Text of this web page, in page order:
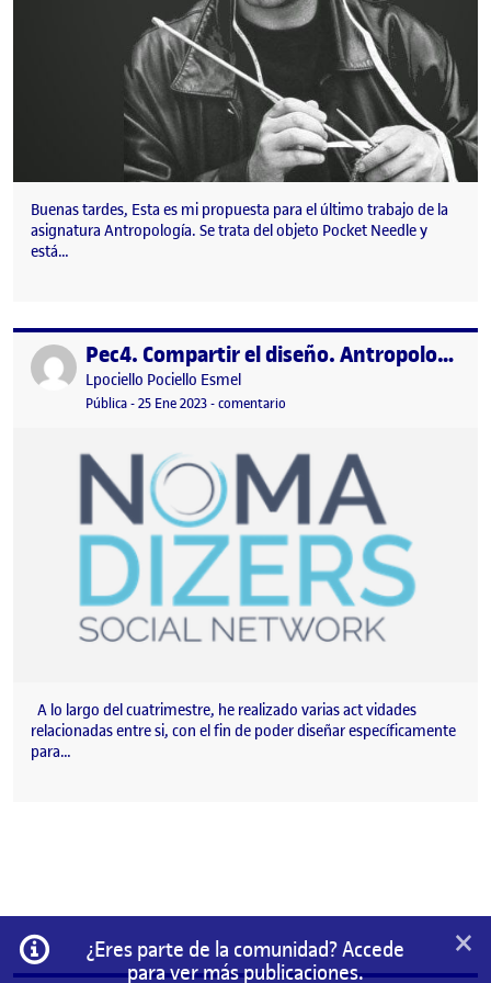
Buenas tardes, Esta es mi propuesta para el último trabajo de la
asignatura Antropología. Se trata del objeto Pocket Needle y
está…
Publicado por Pec4. Compartir el diseño. Antropología del diseño
Publicado por
Lpociello Pociello Esmel
Visibilidad:
Pública-Fecha de publicación
25 Ene 2023-comentario
A lo largo del cuatrimestre, he realizado varias act vidades
relacionadas entre si, con el fin de poder diseñar específicamente
para…
Información
¿Eres parte de la comunidad? Accede
para ver más publicaciones.
×